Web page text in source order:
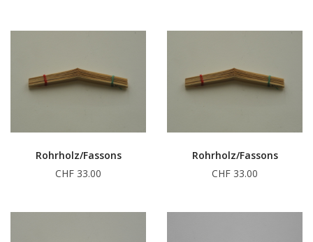
Rohrholz/Fassons
CHF 33.00
Rohrholz/Fassons
CHF 33.00